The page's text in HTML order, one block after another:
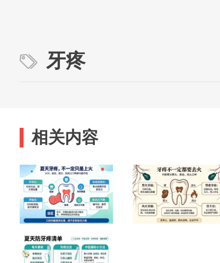
牙疼
相关内容